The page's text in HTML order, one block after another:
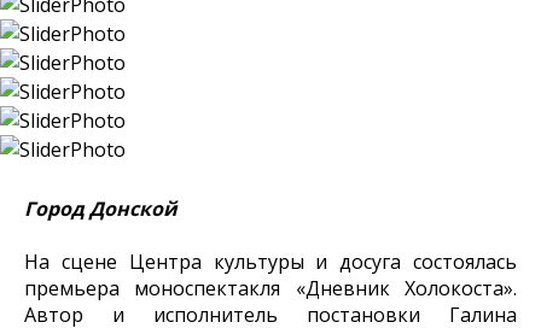
Город Донской
На сцене Центра культуры и досуга состоялась
премьера моноспектакля «Дневник Холокоста».
Автор и исполнитель постановки Галина